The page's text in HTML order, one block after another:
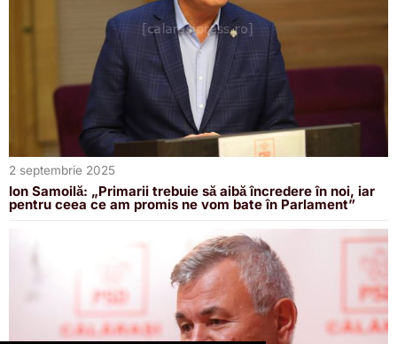
2 septembrie 2025
Ion Samoilă: „Primarii trebuie să aibă încredere în noi, iar
pentru ceea ce am promis ne vom bate în Parlament”